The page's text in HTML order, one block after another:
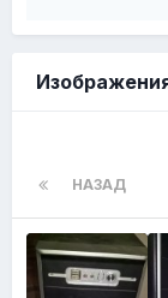
НАЗАД